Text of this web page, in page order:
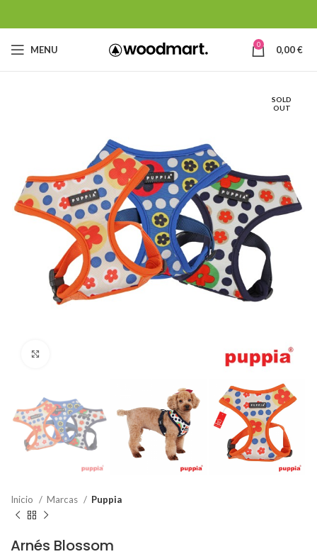
MENU 0 0,00€
SOLD
OUT
Inicio Marcas Puppia
Arnés Blossom